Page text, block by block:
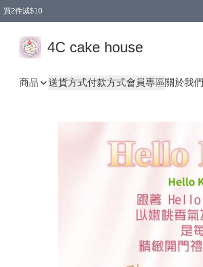
買2件減$10
4C cake house
商品 送貨方式付款方式會員專區關於我們